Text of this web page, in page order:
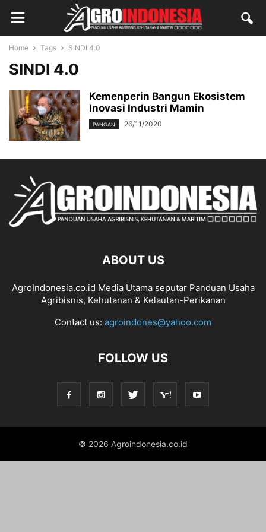
Home Tags SINDI 4.0
SINDI 4.0
Kemenperin Bangun Ekosistem
Inovasi Industri Mamin
PANGAN 26/11/2020
ABOUT US
AgroIndonesia.co.id Media Utama seputar Panduan Usaha
Agribisnis, Kehutanan & Kelautan-Perikanan
Contact us: agroindones@yahoo.com
FOLLOW US
© 2026 Agroindonesia.co.id